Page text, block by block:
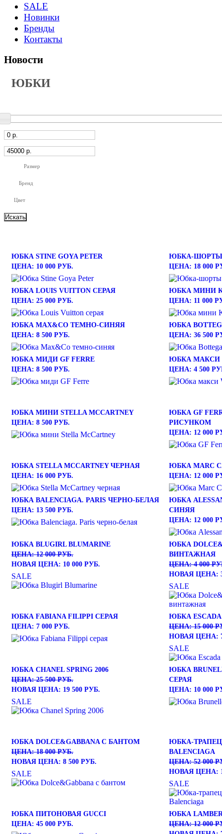
SALE
Новинки
Бренды
Контакты
Новости
ЮБКИ
Размер
Бренд
Цвет
ЮБКА STINE GOYA PETER
ЦЕНА: 10 000 РУБ.
ЮБКА-ШОРТЫ
ЦЕНА: 18 000
ЮБКА LOUIS VUITTON СЕРАЯ
ЦЕНА: 25 000 РУБ.
ЮБКА МИНИ
ЦЕНА: 11 000
ЮБКА MAX&CO ТЕМНО-СИНЯЯ
ЦЕНА: 8 500 РУБ.
ЮБКА
ЦЕНА: 36 500
ЮБКА МИДИ GF FERRE
ЦЕНА: 8 500 РУБ.
ЮБКА МАКСИ
ЦЕНА: 4 500
ЮБКА МИНИ STELLA MCCARTNEY
ЦЕНА: 8 500 РУБ.
ЮБКА GF
РИСУНКОМ
ЦЕНА: 12 000
ЮБКА STELLA MCCARTNEY ЧЕРНАЯ
ЦЕНА: 16 000 РУБ.
ЮБКА MARC
ЦЕНА: 12 000
ЮБКА BALENCIAGA. PARIS ЧЕРНО-БЕЛАЯ
ЦЕНА: 13 500 РУБ.
ЮБКА
СИНЯЯ
ЦЕНА: 12 000
ЮБКА BLUGIRL BLUMARINE
ЦЕНА: 12 000 РУБ.
НОВАЯ ЦЕНА: 10 000 РУБ.
SALE
ЮБКА
ВИНТАЖНАЯ
ЦЕНА: 4 000
НОВАЯ ЦЕНА:
SALE
ЮБКА FABIANA FILIPPI СЕРАЯ
ЦЕНА: 7 000 РУБ.
ЮБКА ESCADA
ЦЕНА: 15 000
НОВАЯ ЦЕНА:
SALE
ЮБКА CHANEL SPRING 2006
ЦЕНА: 25 500 РУБ.
НОВАЯ ЦЕНА: 19 500 РУБ.
SALE
ЮБКА
СЕРАЯ
ЦЕНА: 10 000
ЮБКА DOLCE&GABBANA С БАНТОМ
ЦЕНА: 18 000 РУБ.
НОВАЯ ЦЕНА: 8 500 РУБ.
SALE
ЮБКА-
BALENCIAGA
ЦЕНА: 52 000
НОВАЯ ЦЕНА:
SALE
ЮБКА ПИТОНОВАЯ GUCCI
ЦЕНА: 45 000 РУБ.
ЮБКА
ЦЕНА: 12 000